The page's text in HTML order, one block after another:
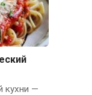
кухни —